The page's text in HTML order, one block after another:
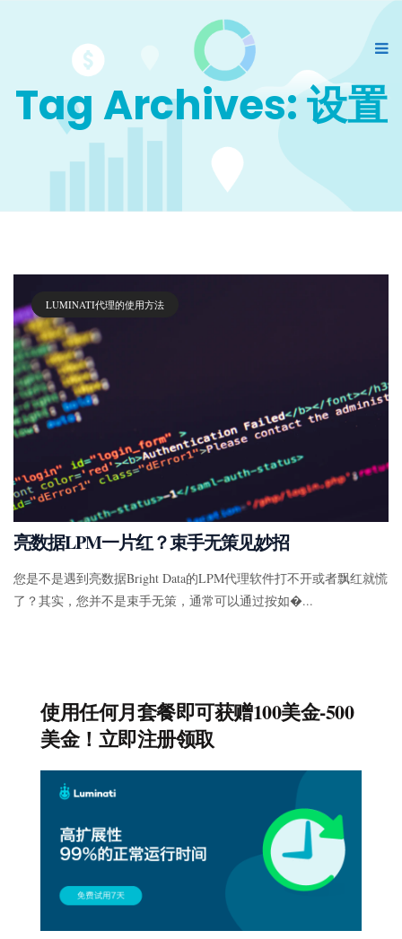
Tag Archives: 设置
LUMINATI代理的使用方法
亮数据LPM一片红？束手无策见妙招
您是不是遇到亮数据Bright Data的LPM代理软件打不开或者飘红就慌
了？其实，您并不是束手无策，通常可以通过按如�...
使用任何月套餐即可获赠100美金-500
美金！立即注册领取